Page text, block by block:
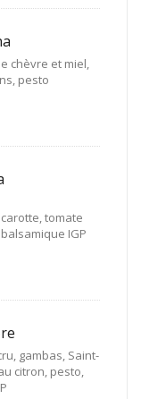
chèvre et miel,
pesto
tomate
IGP
gambas, Saint-
citron, pesto,